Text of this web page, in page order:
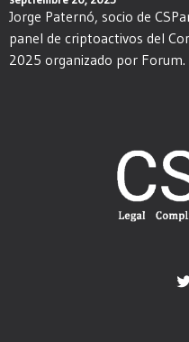
Jorge Paternó, socio de
panel de criptoactivos del
2025 organizado por Forum.